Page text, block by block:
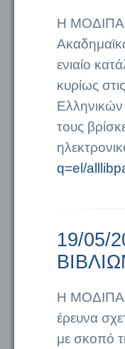
Η ΜΟΔΙΠΑΒ
ενιαίο
κυρίως
τους
q=el/
19/05/
Η ΜΟΔΙΠΑΒ
έρευνα
με σκοπό